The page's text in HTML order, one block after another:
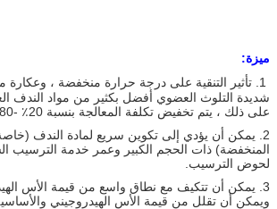
ميزة:
1. تأثير التنقية على درجة حرارة منخفضة ، وعكارة
شديدة التلوث العضوي أفضل بكثير من مواد الندف
على ذلك ، يتم تخفيض تكلفة المعالجة بنسبة 20٪ -80٪.
2. يمكن أن يؤدي إلى تكوين سريع لمادة الندف
المنخفضة) ذات الحجم الكبير وعمر خدمة الترسيب
لحوض الترسيب.
ويمكن أن تقلل من قيمة الأس الهيدروجيني